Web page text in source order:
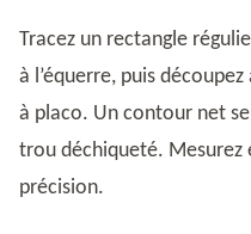
Tracez un rectangle
à l’équerre, puis
à placo. Un contour net
trou déchiqueté. Mesurez
précision.